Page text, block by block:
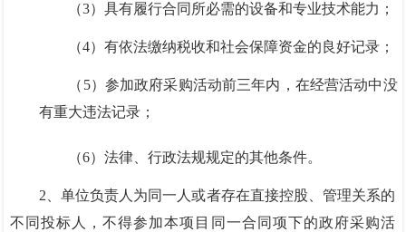
（3）具有履行合同所必需的设备和专业技术能力；
（4）有依法缴纳税收和社会保障资金的良好记录；
（ 5）参加政府采购活动前三年内，在经营活动中没
有重大违法记录；
（6）法律、行政法规规定的其他条件。
2、单位负责人为同一人或者存在直接控股 、管理关系的
不同投标人，不得参加本项目同一合同项下的政府采购活